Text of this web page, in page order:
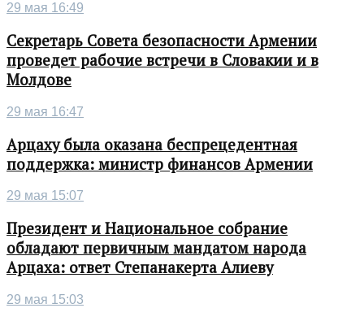
29 мая 16:49
Секретарь Совета безопасности Армении
проведет рабочие встречи в Словакии и в
Молдове
29 мая 16:47
Арцаху была оказана беспрецедентная
поддержка: министр финансов Армении
29 мая 15:07
Президент и Национальное собрание
обладают первичным мандатом народа
Арцаха: ответ Степанакерта Алиеву
29 мая 15:03